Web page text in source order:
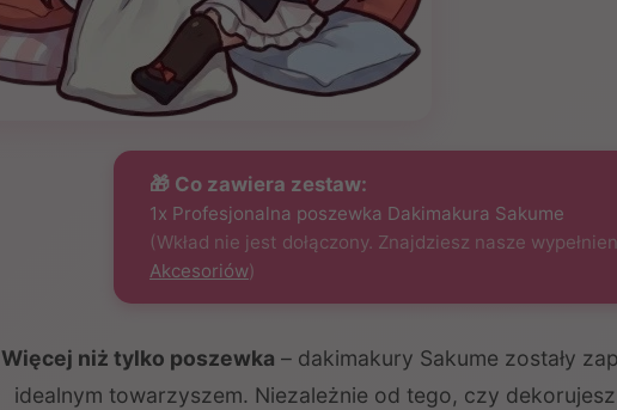
🎁 Co zawiera zestaw:
1x Profesjonalna poszewka Dakimakura Sakume
(Wkład nie jest dołączony. Znajdziesz nasze
Akcesoriów)
Więcej niż tylko poszewka – dakimakury Sakume zostały
idealnym towarzyszem. Niezależnie od tego, czy